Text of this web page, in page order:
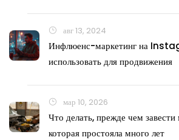
авг 13, 2024
Инфлюенс-маркетинг на
использовать для продвижения
мар 10, 2026
Что делать, прежде чем
которая простояла много лет